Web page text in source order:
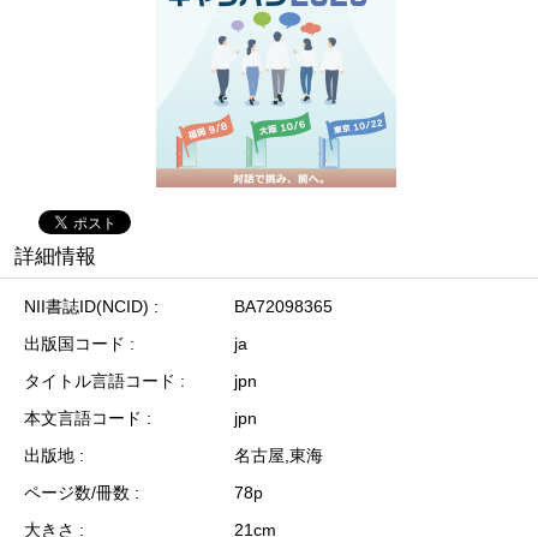
詳細情報
NII書誌ID(NCID)
BA72098365
出版国コード
ja
タイトル言語コード
jpn
本文言語コード
jpn
出版地
名古屋,東海
ページ数/冊数
78p
大きさ
21cm